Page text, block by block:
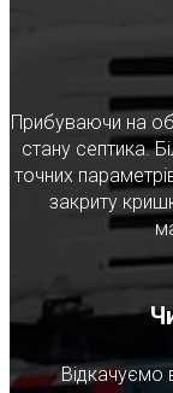
Прибуваючи на
стану септика.
точних
закриту
Відкачуємо